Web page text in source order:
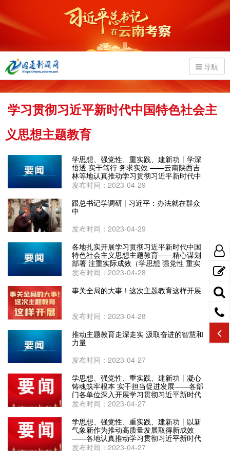
导航
学习贯彻习近平新时代中国特色社会主
义思想主题教育
学思想、强党性、重实践、建新功丨学深
悟透 实干笃行 务求实效 ——云南陕西吉
林等地认真推动学习贯彻习近平新时代中
国特色社会主义思想主题教育走深走实
发布时间：2023-04-29
跟总书记学调研 | 习近平：办法就在群众
中
发布时间：2023-04-29
各地扎实开展学习贯彻习近平新时代中国
特色社会主义思想主题教育——精心谋划
部署 注重实际成效（学思想 强党性 重实
践 建新功）
发布时间：2023-04-28
事关全局的大事！这次主题教育这样开展
发布时间：2023-04-28
推动主题教育走深走实 汲取奋进的智慧和
力量
发布时间：2023-04-27
学思想、强党性、重实践、建新功丨凝心
铸魂筑牢根本 实干担当促进发展——各部
门各单位深入开展学习贯彻习近平新时代
中国特色社会主义思想主题教育
发布时间：2023-04-27
学思想、强党性、重实践、建新功丨以新
气象新作为推动高质量发展取得新成效
——各地认真推动学习贯彻习近平新时代
中国特色社会主义思想主题教育走深走实
发布时间：2023-04-27